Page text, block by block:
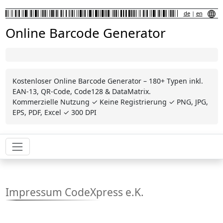
de| en
Online Barcode Generator
Kostenloser Online Barcode Generator – 180+ Typen inkl.
EAN-13, QR-Code, Code128 & DataMatrix.
Kommerzielle Nutzung ✓ Keine Registrierung ✓ PNG, JPG,
EPS, PDF, Excel ✓ 300 DPI
Impressum CodeXpress e.K.